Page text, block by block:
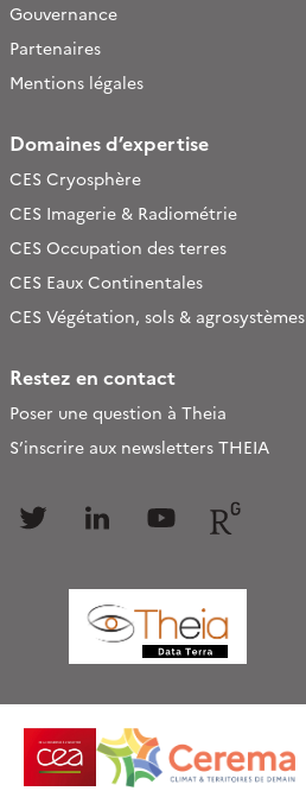
Gouvernance
Partenaires
Mentions légales
Domaines d’expertise
CES Cryosphère
CES Imagerie & Radiométrie
CES Occupation des terres
CES Eaux Continentales
CES Végétation, sols & agrosystèmes
Restez en contact
Poser une question à Theia
S’inscrire aux newsletters THEIA
Follow Follow